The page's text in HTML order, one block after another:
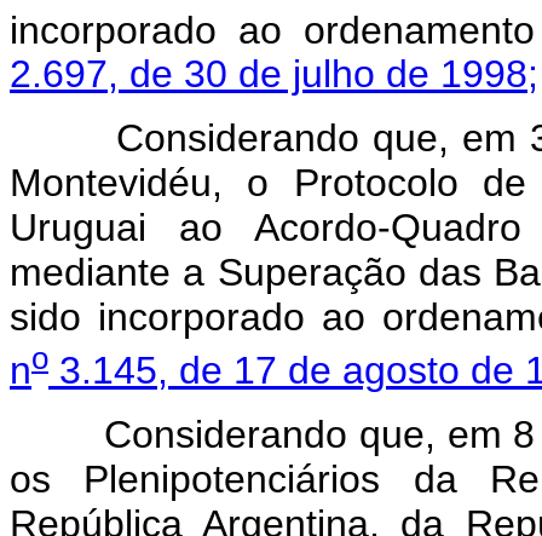
incorporado ao
2.697, de 30 de julho de 1998;
Considerando que, em 3
Montevidéu, o Protocolo
Uruguai ao Acordo-
mediante a Superação das
sido incorporado ao
no 3.145, de 17 de agosto de
Considerando que, em 8
os Plenipotenciários da
República Argentina, da